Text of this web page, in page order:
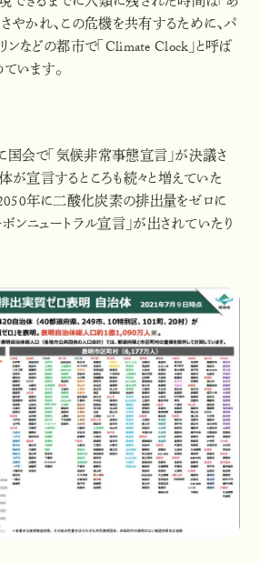
やかれ、この危機を共有するために、パ
ンなどの都市で「Climate Clock」と呼ば
います。
国会で「気候非常事態宣言」が決議さ
が宣言するところも続々と増えていた
年に二酸化炭素の排出量をゼロに
ンニュートラル宣言」が出されていたり